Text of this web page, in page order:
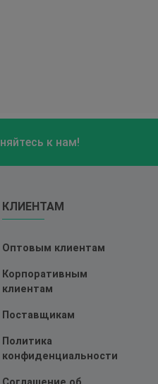
к нам!
КЛИЕНТАМ
Оптовым клиентам
Корпоративным
клиентам
Поставщикам
Политика
конфиденциальности